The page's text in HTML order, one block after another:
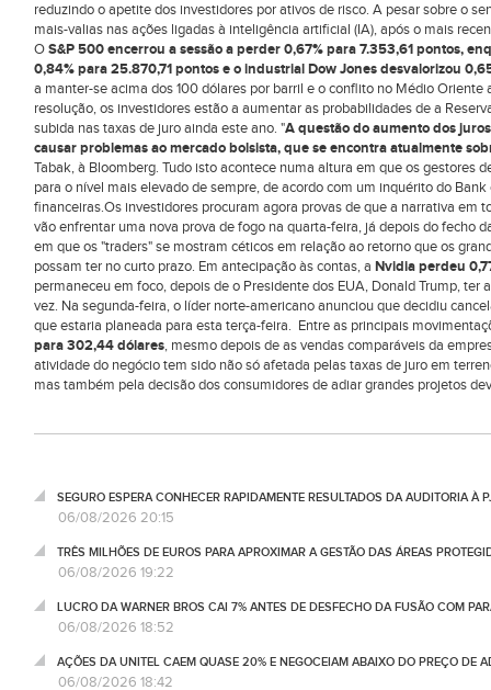
reduzindo o apetite dos investidores por ativos de risco. A pesar sobre o
mais-valias nas ações ligadas à inteligência artificial (IA), após o mais
OS&P 500 encerrou a sessão a perder 0,67% para 7.353,61 pontos,
0,84% para 25.870,71 pontos e o industrial Dow Jones desvalorizou
a manter-se acima dos 100 dólares por barril e o conflito no Médio
resolução, os investidores estão a aumentar as probabilidades de a
subida nas taxas de juro ainda este ano. "A questão do aumento dos
causar problemas ao mercado bolsista, que se encontra atualmente
Tabak, à Bloomberg. Tudo isto acontece numa altura em que os gestores
para o nível mais elevado de sempre, de acordo com um inquérito do
financeiras.Os investidores procuram agora provas de que a narrativa em
vão enfrentar uma nova prova de fogo na quarta-feira, já depois do fecho
em que os "traders" se mostram céticos em relação ao retorno que os
possam ter no curto prazo. Em antecipação às contas, a Nvidia perdeu
permaneceu em foco, depois de o Presidente dos EUA, Donald Trump,
vez. Na segunda-feira, o líder norte-americano anunciou que decidiu
que estaria planeada para esta terça-feira. Entre as principais
para 302,44 dólares, mesmo depois de as vendas comparáveis da
atividade do negócio tem sido não só afetada pelas taxas de juro em
mas também pela decisão dos consumidores de adiar grandes projetos
SEGURO ESPERA CONHECER RAPIDAMENTE RESULTADOS DA AUDITORIA À
06/08/2026 20:15
TRÊS MILHÕES DE EUROS PARA APROXIMAR A GESTÃO DAS ÁREAS
06/08/2026 19:22
LUCRO DA WARNER BROS CAI 7% ANTES DE DESFECHO DA FUSÃO COM
06/08/2026 18:52
AÇÕES DA UNITEL CAEM QUASE 20% E NEGOCEIAM ABAIXO DO PREÇO DE
06/08/2026 18:42